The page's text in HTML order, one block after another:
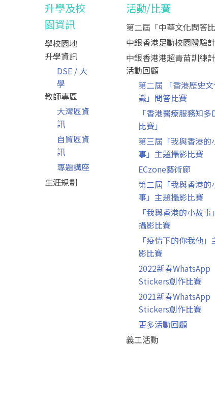
升學及校
園資訊
學校園地
升學資訊
DSE / 大
學
教師專區
大灣區資
訊
自貿區資
訊
專題講座
生涯規劃
活動/比賽
第二屆「中華文化問答比
中銀香港足動校園體驗
中銀香港港超青苗訓練
活動回顧
第二屆 「香港歷史
識」問答比賽
「香港醫療服務知多
比賽」
第三屆「我與香港的
事」主題攝影比賽
ECzone藝術廊
第二屆「我與香港的
事」主題攝影比賽
「我與香港的小故
攝影比賽
「疫情下的你我他
影比賽
2022新春WhatsApp
Stickers創作比賽
2021新春WhatsApp
Stickers創作比賽
更多活動回顧
義工活動